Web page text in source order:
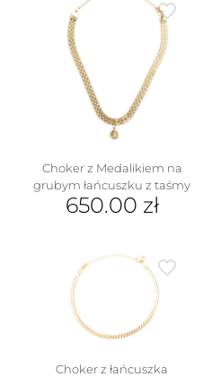
Choker z Medalikiem na
grubym łańcuszku z taśmy
650.00 zł
Choker z łańcuszka